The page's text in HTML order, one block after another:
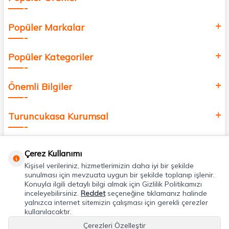
Popüler Markalar
Popüler Kategoriler
Önemli Bilgiler
Turuncukasa Kurumsal
Uygulamalarımız
Adres & İletişim
Çerez Kullanımı
Kişisel verileriniz, hizmetlerimizin daha iyi bir şekilde
sunulması için mevzuata uygun bir şekilde toplanıp işlenir.
Konuyla ilgili detaylı bilgi almak için Gizlilik Politikamızı
inceleyebilirsiniz. Reddetseçeneğine tıklamanız halinde
yalnızca internet sitemizin çalışması için gerekli çerezler
kullanılacaktır.
Çerezleri Özelleştir